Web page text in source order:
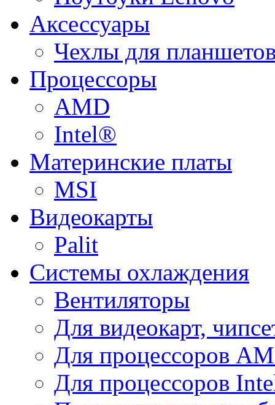
Аксессуары
Чехлы для
Процессоры
AMD
Intel®
Материнские платы
MSI
Видеокарты
Palit
Системы охлаждения
Вентиляторы
Для видеокарт,
Для процессоров
Для процессоров